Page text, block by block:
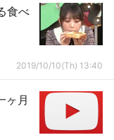
食べ
2019/10/10(Th) 13:40
ヶ月